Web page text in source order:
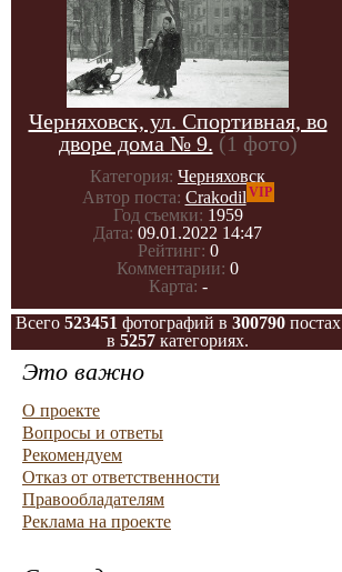
Черняховск, ул. Спортивная, во
дворе дома № 9. (1 фото)
Категория: Черняховск
Автор поста: Crakodil VIP
Год съемки: 1959
Дата: 09.01.2022 14:47
Рейтинг: 0
Комментарии: 0
Карта: -
Всего 523451 фотографий в 300790постах
в 5257 категориях.
Это важно
О проекте
Вопросы и ответы
Рекомендуем
Отказ от ответственности
Правообладателям
Реклама на проекте